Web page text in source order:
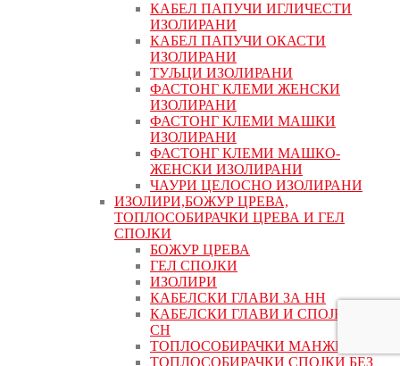
КАБЕЛ ПАПУЧИ ИГЛИЧЕСТИ
ИЗОЛИРАНИ
КАБЕЛ ПАПУЧИ ОКАСТИ
ИЗОЛИРАНИ
ТУЉЦИ ИЗОЛИРАНИ
ФАСТОНГ КЛЕМИ ЖЕНСКИ
ИЗОЛИРАНИ
ФАСТОНГ КЛЕМИ МАШКИ
ИЗОЛИРАНИ
ФАСТОНГ КЛЕМИ МАШКO-
ЖЕНСКИ ИЗОЛИРАНИ
ЧАУРИ ЦЕЛОСНО ИЗОЛИРАНИ
ИЗОЛИРИ,БОЖУР ЦРЕВА,
ТОПЛОСОБИРАЧКИ ЦРЕВА И ГЕЛ
СПОЈКИ
БОЖУР ЦРЕВА
ГЕЛ СПОЈКИ
ИЗОЛИРИ
КАБЕЛСКИ ГЛАВИ ЗА НН
КАБЕЛСКИ ГЛАВИ И СПОЈКИ ЗА
СН
ТОПЛОСОБИРАЧКИ МАНЖЕТНИ
ТОПЛОСОБИРАЧКИ СПОЈКИ БЕЗ